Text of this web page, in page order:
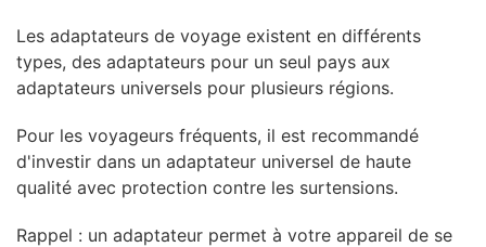
Les adaptateurs de voyage existent en différents
types, des adaptateurs pour un seul pays aux
adaptateurs universels pour plusieurs régions.
Pour les voyageurs fréquents, il est recommandé
d'investir dans un adaptateur universel de haute
qualité avec protection contre les surtensions.
Rappel : un adaptateur permet à votre appareil de se